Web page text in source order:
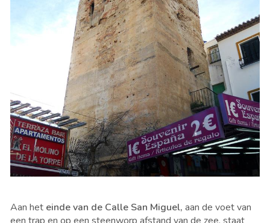
Aan het einde van de Calle San Miguel, aan de voet van